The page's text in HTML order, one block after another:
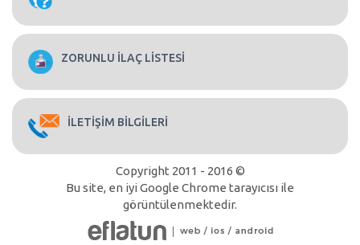
ZORUNLU İLAÇ LİSTESİ
İLETİŞİM BİLGİLERİ
Copyright 2011 - 2016 ©
Bu site, en iyi Google Chrome tarayıcısı ile
görüntülenmektedir.